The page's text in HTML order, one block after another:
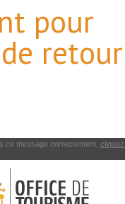
pour
retour
ce message correctement,